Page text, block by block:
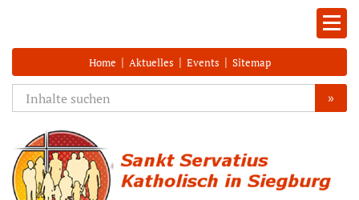
Home | Aktuelles | Events | Sitemap
»